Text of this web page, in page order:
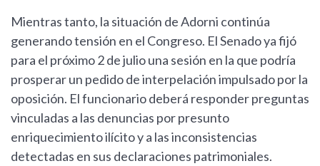
Mientras tanto, la situación de Adorni continúa
generando tensión en el Congreso. El Senado ya fijó
para el próximo 2 de julio una sesión en la que podría
prosperar un pedido de interpelación impulsado por la
oposición. El funcionario deberá responder preguntas
vinculadas a las denuncias por presunto
enriquecimiento ilícito y a las inconsistencias
detectadas en sus declaraciones patrimoniales.